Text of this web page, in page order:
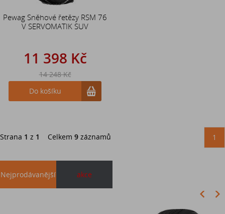
Pewag Sněhové řetězy RSM 76
V SERVOMATIK SUV
11 398 Kč
14 248 Kč
Do košíku
Strana 1 z 1 Celkem 9 záznamů 1
Nejprodávanější akce